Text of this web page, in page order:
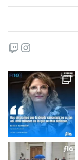
Twitch